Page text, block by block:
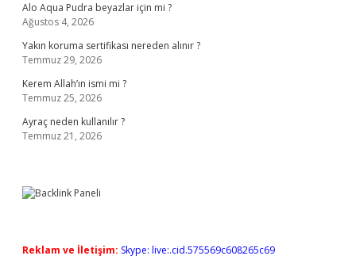
Alo Aqua Pudra beyazlar için mi ?
Ağustos 4, 2026
Yakın koruma sertifikası nereden alınır ?
Temmuz 29, 2026
Kerem Allah’ın ismi mi ?
Temmuz 25, 2026
Ayraç neden kullanılır ?
Temmuz 21, 2026
Reklam ve İletişim: Skype: live:.cid.575569c608265c69